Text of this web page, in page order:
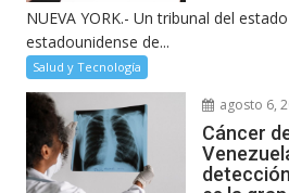
NUEVA YORK.- Un tribunal del estado
estadounidense de...
Salud y Tecnología
agosto 6,
Cáncer